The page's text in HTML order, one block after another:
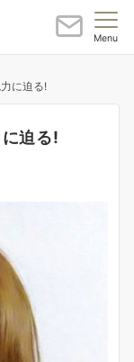
Menu
に迫る!
迫る!